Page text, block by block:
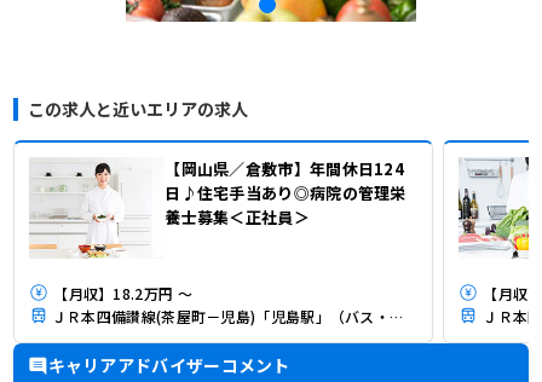
この求人と近いエリアの求人
【岡山県／倉敷市】年間休日124
日♪住宅手当あり◎病院の管理栄
養士募集＜正社員＞
【月収】18.2万円 ～
ＪＲ本四備讃線(茶屋町－児島)「児島駅」（バス・車4分）
【月収
ＪＲ本
キャリアアドバイザーコメント